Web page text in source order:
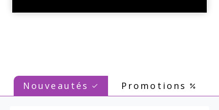
Nouveautés Promotions